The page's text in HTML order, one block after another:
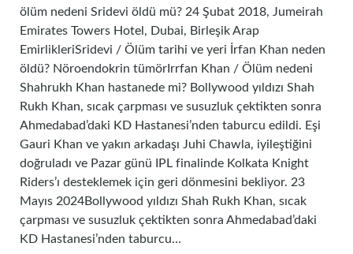
ölüm nedeni Sridevi öldü mü? 24 Şubat 2018, Jumeirah
Emirates Towers Hotel, Dubai, Birleşik Arap
EmirlikleriSridevi / Ölüm tarihi ve yeri İrfan Khan neden
öldü? Nöroendokrin tümörIrrfan Khan / Ölüm nedeni
Shahrukh Khan hastanede mi? Bollywood yıldızı Shah
Rukh Khan, sıcak çarpması ve susuzluk çektikten sonra
Ahmedabad’daki KD Hastanesi’nden taburcu edildi. Eşi
Gauri Khan ve yakın arkadaşı Juhi Chawla, iyileştiğini
doğruladı ve Pazar günü IPL finalinde Kolkata Knight
Riders’ı desteklemek için geri dönmesini bekliyor. 23
Mayıs 2024Bollywood yıldızı Shah Rukh Khan, sıcak
çarpması ve susuzluk çektikten sonra Ahmedabad’daki
KD Hastanesi’nden taburcu…